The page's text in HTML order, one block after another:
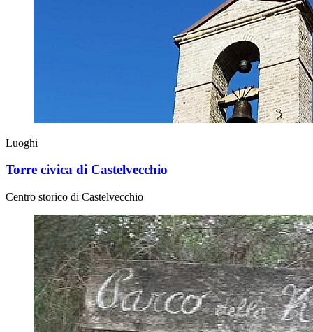
Luoghi
Torre civica di Castelvecchio
Centro storico di Castelvecchio